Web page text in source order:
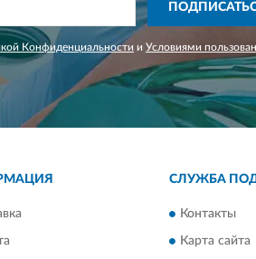
Конфиденциальности и Условиями
СЛУЖБА
Контакты
Карта сайта